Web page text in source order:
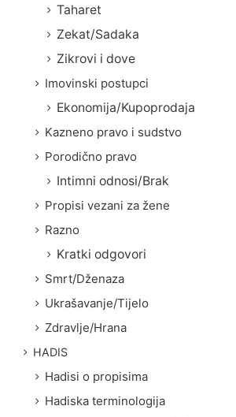
Taharet
Zekat/Sadaka
Zikrovi i dove
Imovinski postupci
Ekonomija/Kupoprodaja
Kazneno pravo i sudstvo
Porodično pravo
Intimni odnosi/Brak
Propisi vezani za žene
Razno
Kratki odgovori
Smrt/Dženaza
Ukrašavanje/Tijelo
Zdravlje/Hrana
HADIS
Hadisi o propisima
Hadiska terminologija